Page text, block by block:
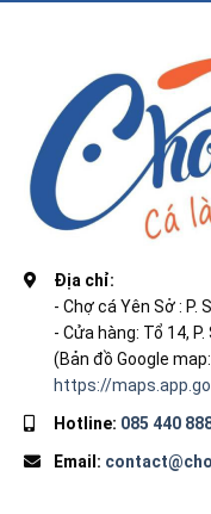
Địa chỉ:
- Chợ cá Yên Sở : P.
- Cửa hàng: Tổ 14,
(Bản đồ Google map:
https://
Hotline: 085 440
Email: